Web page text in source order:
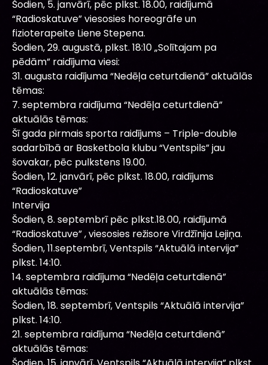
Šodien, 5. janvārī, pēc plkst. 18.00, raidījumā
“Radioskatuve” viesosies horeogrāfe un
fizioterapeite Liene Stepena.
Šodien, 29. augustā, plkst. 18:10 „Solītajam pa
pēdām” raidījuma viesi:
31. augusta raidījuma “Nedēļa ceturtdienā” aktuālās
tēmas:
7. septembra raidījuma “Nedēļa ceturtdienā”
aktuālās tēmas:
Šī gada pirmais sporta raidījums – Triple-double
sadarbībā ar Basketbola klubu “Ventspils” jau
šovakar, pēc pulkstens 19.00.
Šodien, 12. janvārī, pēc plkst. 18.00, raidījums
“Radioskatuve”
Intervija
Šodien, 8. septembrī pēc plkst.18.00, raidījumā
“Radioskatuve” , viesosies režisore Virdžīnija Lejiņa.
Šodien, 11.septembrī, Ventspils “Aktuālā intervija”
plkst. 14:10.
14. septembra raidījuma “Nedēļa ceturtdienā”
aktuālās tēmas:
Šodien, 18. septembrī, Ventspils “Aktuālā intervija”
plkst. 14:10.
21. septembra raidījuma “Nedēļa ceturtdienā”
aktuālās tēmas: